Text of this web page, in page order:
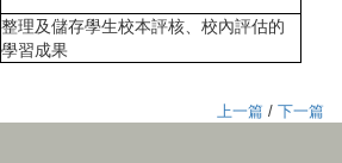
整理及儲存學生校本評核、校內評估的
學習成果
上一篇 / 下一篇